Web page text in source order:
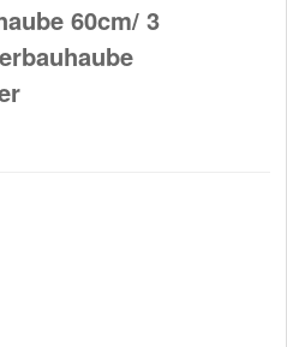
60cm/ 3